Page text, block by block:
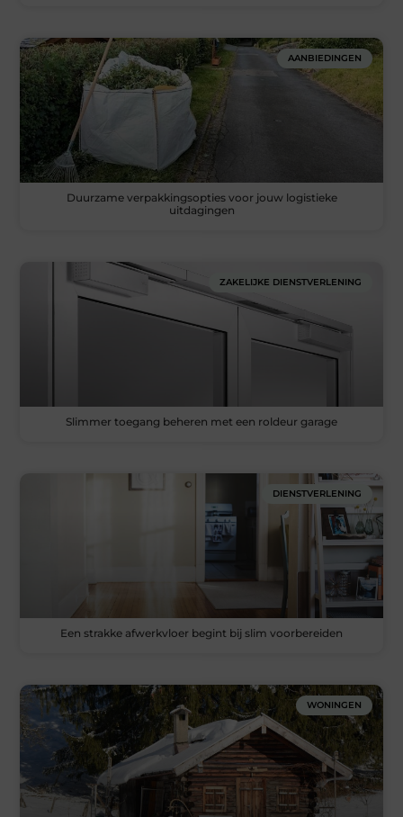
AANBIEDINGEN
Duurzame verpakkingsopties voor jouw logistieke
uitdagingen
ZAKELIJKE DIENSTVERLENING
Slimmer toegang beheren met een roldeur garage
DIENSTVERLENING
Een strakke afwerkvloer begint bij slim voorbereiden
WONINGEN